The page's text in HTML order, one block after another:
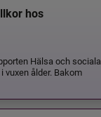
hos
Hälsa och sociala
vuxen ålder. Bakom